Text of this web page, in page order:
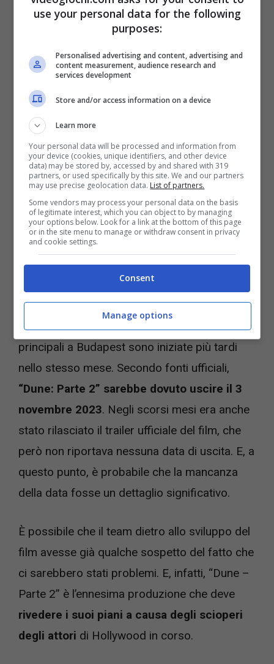
al successo del film, Warner Bros.e
Legendary Pictures
diedero ufficialmente il
via libera a “Dune: Parte 2” nell’ottobre 2021.
I fan dovranno attendere ancora qualche mese prima di
poter rivivere le avventure di Paul Atreides (Foto Instagram
Le riprese preliminari sono iniziate in Italia
all’inizio di luglio 2022, mentre le riprese
principali a Budapest sono iniziate più tardi
nello stesso mese. Secondo fonti ufficiali,
“Dune: Parte 2” sarebbe dovuto uscire il 3
novembre 2023. Negli scorsi mesi era anche
stato rilasciato il trailer ufficiale del film, che
però non riportava nessuna data di uscita. E, a
questo punto, è probabile che la mancanza
della data fosse un dettaglio significativo.
È possibile che il team dietro allo sviluppo del
film avesse già qualche sospetto del fatto che
ci sarebbero stati problemi. E, infatti, “Dune –
Parte 2” è l’ennesima produzione che deve
rivedere i suoi piani a causa degli scioperi
degli attori di Hollywood in corso.
use your personal data for the following
purposes:
Personalised advertising and content, advertising and
content measurement, audience research and
services development
Store and/or access information on a device
Learn more
Your personal data will be processed and information from
your device (cookies, unique identifiers, and other device
data) may be stored by, accessed by and shared with 319
partners, or used specifically by this site. We and our partners
may use precise geolocation data. List of partners.
Some vendors may process your personal data on the basis
of legitimate interest, which you can object to by managing
your options below. Look for a link at the bottom of this page
or in the site menu to manage or withdraw consent in privacy
and cookie settings.
Consent
Manage options